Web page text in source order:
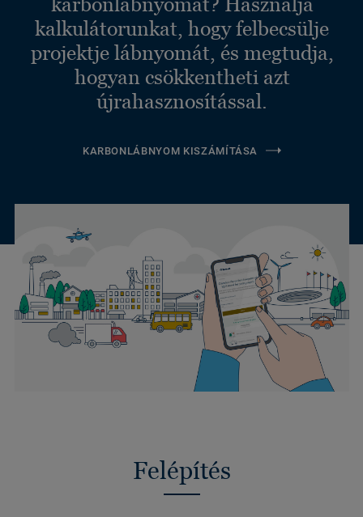
kalkulátorunkat, hogy felbecsülje
projektje lábnyomát, és megtudja,
hogyan csökkentheti azt
újrahasznosítással.
KARBONLÁBNYOM KISZÁMÍTÁSA
Felépítés